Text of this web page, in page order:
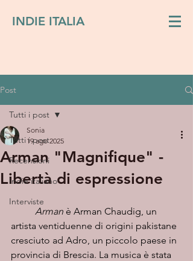
INDIE ITALIA
Post
Tutti i post
Recensioni
Indie italiano
Interviste
Tutti i post
Arman "Magnifique" -
Libertà di espressione
Sonia
19 ago 2025
Arman è Arman Chaudig, un
artista ventiduenne di origini pakistane
cresciuto ad Adro, un piccolo paese in
provincia di Brescia. La musica è stata